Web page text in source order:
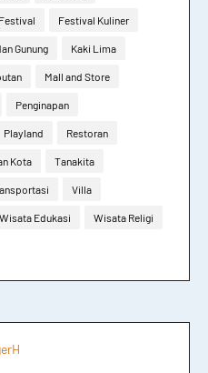
Festival Festival Kuliner
Gunung Kaki Lima
Mall and Store
Penginapan
Playland Restoran
Kota Tanakita
Villa
Wisata Edukasi Wisata Religi